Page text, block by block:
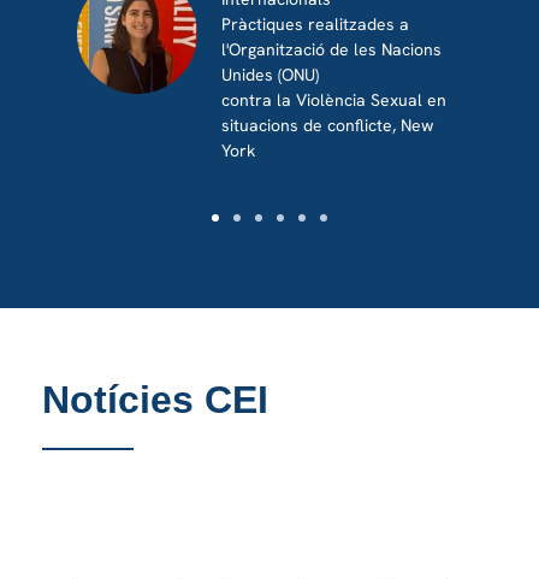
Pràctiques realitzades a
l'Organització de les Nacions
Unides (ONU)
contra la Violència Sexual en
situacions de conflicte, New
York
Notícies CEI